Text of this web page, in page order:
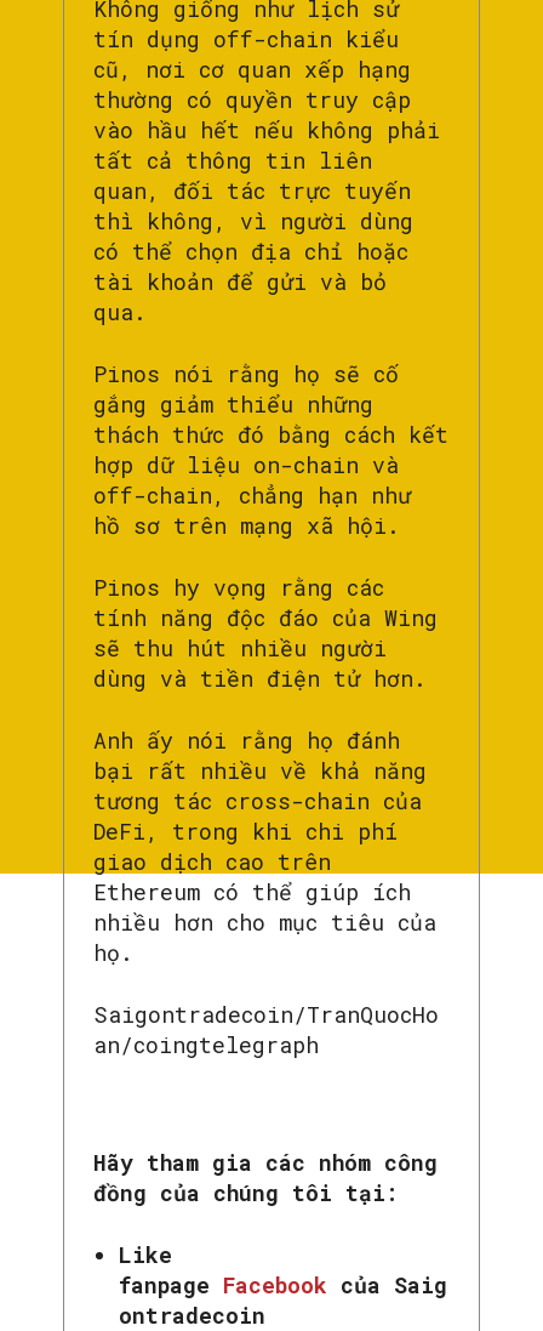
Không giống như lịch sử
tín dụng off-chain kiểu
cũ, nơi cơ quan xếp hạng
thường có quyền truy cập
vào hầu hết nếu không phải
tất cả thông tin liên
quan, đối tác trực tuyến
thì không, vì người dùng
có thể chọn địa chỉ hoặc
tài khoản để gửi và bỏ
qua.
Pinos nói rằng họ sẽ cố
gắng giảm thiểu những
thách thức đó bằng cách kết
hợp dữ liệu on-chain và
off-chain, chẳng hạn như
hồ sơ trên mạng xã hội.
Pinos hy vọng rằng các
tính năng độc đáo của Wing
sẽ thu hút nhiều người
dùng và tiền điện tử hơn.
Anh ấy nói rằng họ đánh
bại rất nhiều về khả năng
tương tác cross-chain của
DeFi, trong khi chi phí
giao dịch cao trên
Ethereum có thể giúp ích
nhiều hơn cho mục tiêu của
họ.
Saigontradecoin/TranQuocHo
an/coingtelegraph
Hãy tham gia các nhóm công
đồng của chúng tôi tại:
Like
fanpage Facebook của Saig
ontradecoin